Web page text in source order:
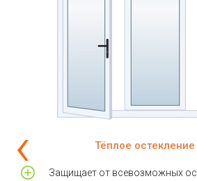
Тёплое
Защищает от всевозможных
‹